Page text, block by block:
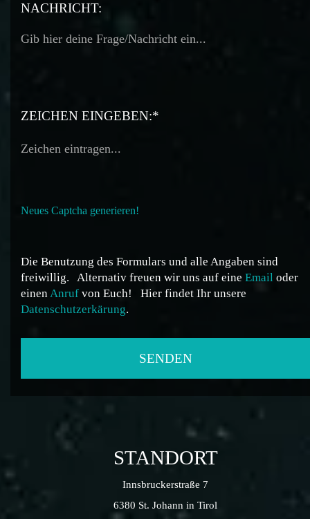
TELEFON:
NACHRICHT:
ZEICHEN EINGEBEN:*
Neues Captcha generieren!
Die Benutzung des Formulars und alle Angaben sind
freiwillig.
Alternativ freuen wir uns auf eine Email oder
einenAnruf von Euch!
Hier findet Ihr unsere
Datenschutzerkärung.
STANDORT
Innsbruckerstraße 7
6380 St. Johann in Tirol